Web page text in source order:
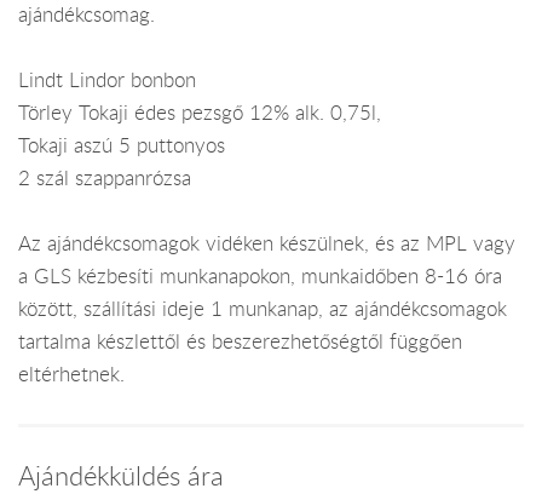
ajándékcsomag.
Lindt Lindor bonbon
Törley Tokaji édes pezsgő 12% alk. 0,75l,
Tokaji aszú 5 puttonyos
2 szál szappanrózsa
Az ajándékcsomagok vidéken készülnek, és az MPL vagy
a GLS kézbesíti munkanapokon, munkaidőben 8-16 óra
között, szállítási ideje 1 munkanap, az ajándékcsomagok
tartalma készlettől és beszerezhetőségtől függően
eltérhetnek.
Ajándékküldés ára